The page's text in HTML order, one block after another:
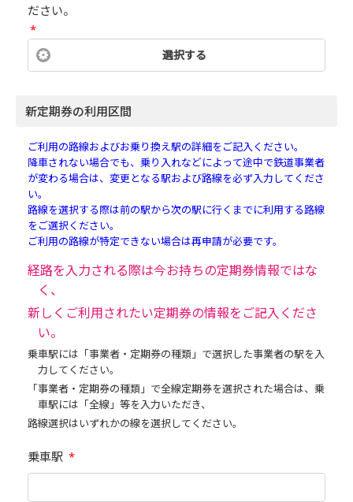
ださい。
*
選択する
新定期券の利用区間
ご利用の路線およびお乗り換え駅の詳細をご記入ください。
降車されない場合でも、乗り入れなどによって途中で鉄道事業者
が変わる場合は、変更となる駅および路線を必ず入力してくださ
い。
路線を選択する際は前の駅から次の駅に行くまでに利用する路線
をご選択ください。
ご利用の路線が特定できない場合は再申請が必要です。
経路を入力される際は今お持ちの定期券情報ではな
く、
新しくご利用されたい定期券の情報をご記入くださ
い。
乗車駅には「事業者・定期券の種類」で選択した事業者の駅を入
力してください。
「事業者・定期券の種類」で全線定期券を選択された場合は、乗
車駅には「全線」等を入力いただき、
路線選択はいずれかの線を選択してください。
乗車駅 *